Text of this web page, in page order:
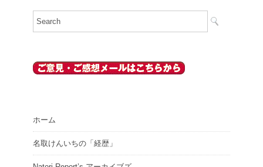
ホーム
名取けんいちの「経歴」